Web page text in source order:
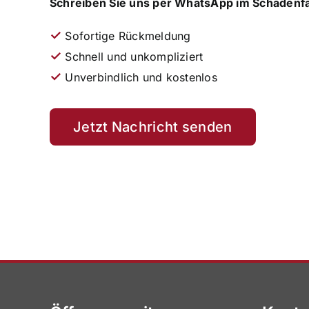
✓ Sofortige Rückmeldung
✓ Schnell und unkompliziert
✓ Unverbindlich und kostenlos
Jetzt Nachricht senden